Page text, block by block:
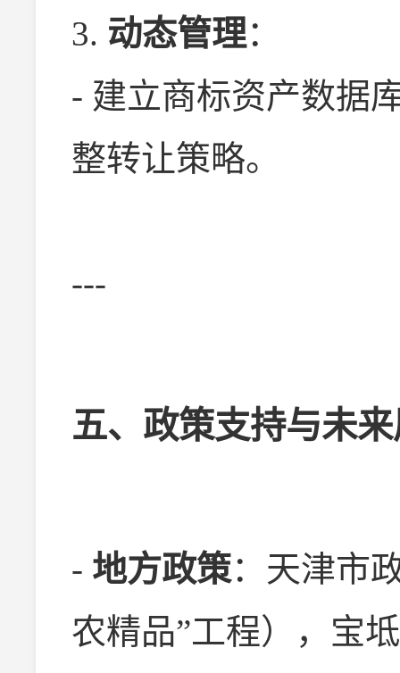
3. 动态管理：
- 建立商标资产数据
整转让策略。
---
五、政策支持与未
- 地方政策：天津市
农精品”工程），宝